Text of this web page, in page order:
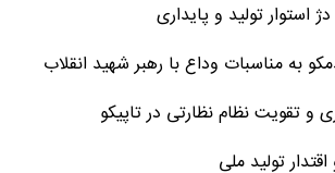
استوار تولید و پایداری
به مناسبات وداع با رهبر شهید انقلاب
و تقویت نظام نظارتی در تاپیکو
تولید ملی